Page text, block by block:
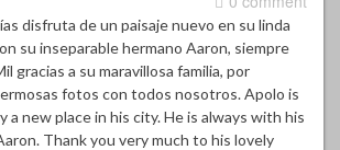
disfruta de un paisaje nuevo en su linda
su inseparable hermano Aaron, siempre
gracias a su maravillosa familia, por
fotos con todos nosotros. Apolo is
a new place in his city. He is always with his
Thank you very much to his lovely